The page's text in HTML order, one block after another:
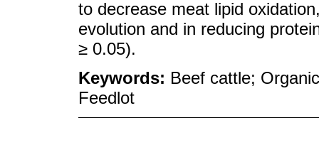
to decrease meat lipid
evolution and in reducing
≥ 0.05).
Keywords: Beef cattle;
Feedlot